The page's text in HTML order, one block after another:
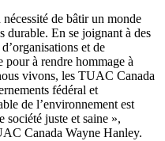
de bâtir un monde
durable. En se joignant à des
et de
pour à rendre hommage à
vivons, les TUAC Canada
fédéral et
de l’environnement est
société juste et saine »,
Canada Wayne Hanley.